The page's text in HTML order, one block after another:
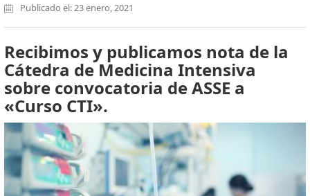
Publicado el: 23 enero, 2021
Recibimos y publicamos nota de la
Cátedra de Medicina Intensiva
sobre convocatoria de ASSE a
«Curso CTI».